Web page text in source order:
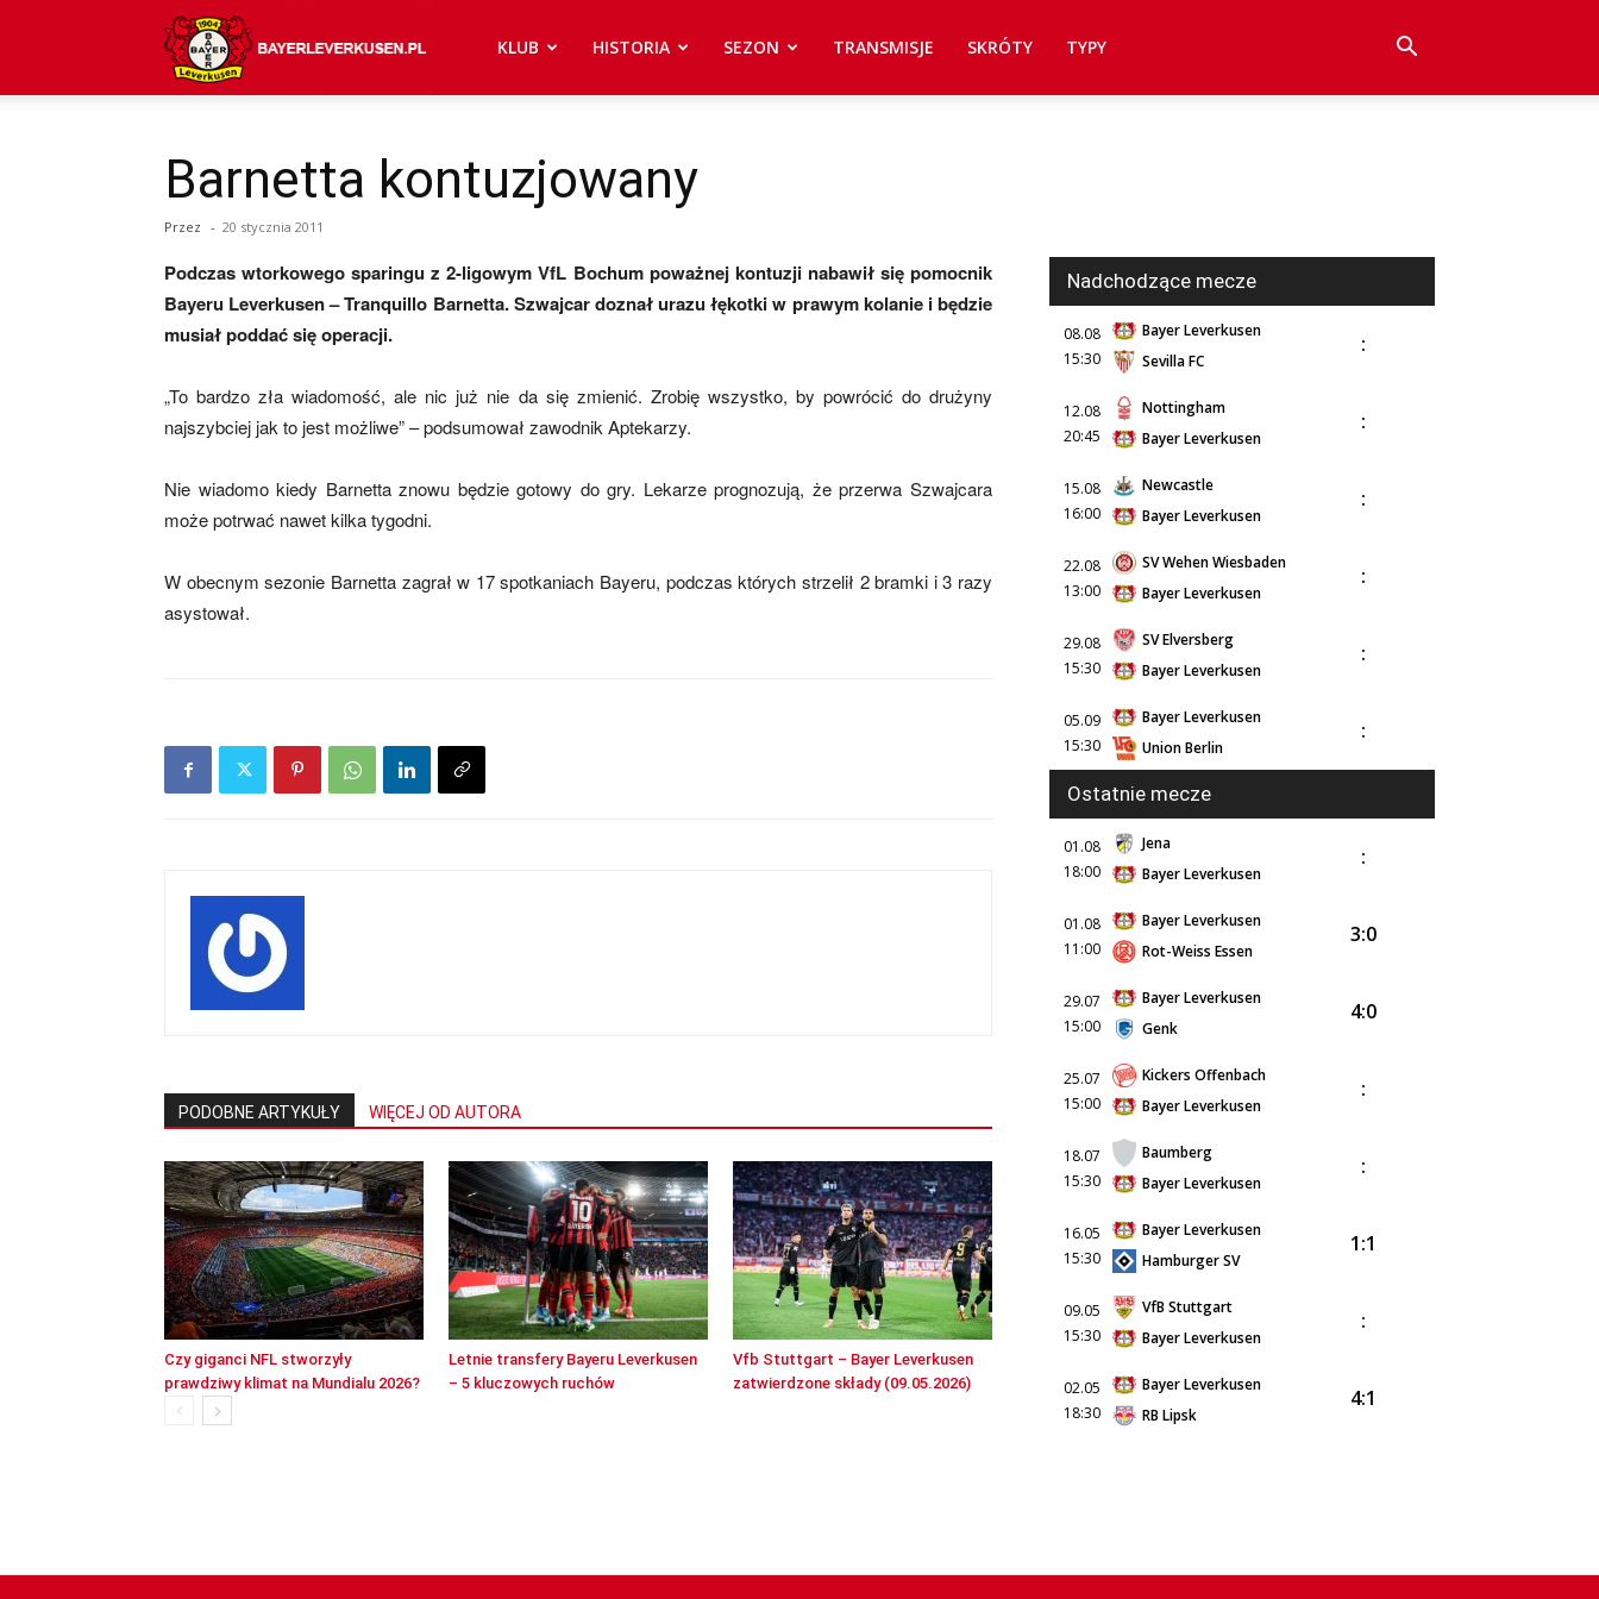
aktualności
(transfery,
KLUB HISTORIA SEZON TRANSMISJE SKRÓTY TYPY
Barnetta kontuzjowany
Przez - 20 stycznia 2011
Podczas wtorkowego sparingu z 2-ligowym VfL Bochum poważnej kontuzji nabawił się pomocnik
Bayeru Leverkusen – Tranquillo Barnetta. Szwajcar doznał urazu łękotki w prawym kolanie i będzie
musiał poddać się operacji.
„To bardzo zła wiadomość, ale nic już nie da się zmienić. Zrobię wszystko, by powrócić do drużyny
najszybciej jak to jest możliwe” – podsumował zawodnik Aptekarzy.
Nie wiadomo kiedy Barnetta znowu będzie gotowy do gry. Lekarze prognozują, że przerwa Szwajcara
może potrwać nawet kilka tygodni.
W obecnym sezonie Barnetta zagrał w 17 spotkaniach Bayeru, podczas których strzelił 2 bramki i 3 razy
asystował.
PODOBNE ARTYKUŁY WIĘCEJ OD AUTORA
Czy giganci NFL stworzyły
prawdziwy klimat na Mundialu 2026?
Letnie transfery Bayeru Leverkusen
– 5 kluczowych ruchów
Vfb Stuttgart – Bayer Leverkusen
zatwierdzone składy (09.05.2026)
Nadchodzące mecze
08.08
15:30
Bayer Leverkusen
Sevilla FC
:
12.08
20:45
Nottingham
Bayer Leverkusen
:
15.08
16:00
Newcastle
Bayer Leverkusen
:
22.08
13:00
SV Wehen Wiesbaden
Bayer Leverkusen
:
29.08
15:30
SV Elversberg
Bayer Leverkusen
:
05.09
15:30
Bayer Leverkusen
Union Berlin
:
Ostatnie mecze
01.08
18:00
Jena
Bayer Leverkusen
:
01.08
11:00
Bayer Leverkusen
Rot-Weiss Essen
3:0
29.07
15:00
Bayer Leverkusen
Genk
4:0
25.07
15:00
Kickers Offenbach
Bayer Leverkusen
:
18.07
15:30
Baumberg
Bayer Leverkusen
:
16.05
15:30
Bayer Leverkusen
Hamburger SV
1:1
09.05
15:30
VfB Stuttgart
Bayer Leverkusen
:
02.05
18:30
Bayer Leverkusen
RB Lipsk
4:1